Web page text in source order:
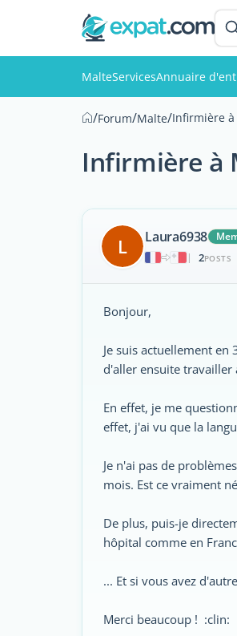
MalteServicesAnnuaire
/Forum/Malte/Infirmière
Infirmière à
L Laura6938
|
2POSTS
Bonjour,
Je suis actuellement
d'aller ensuite travailler
En effet, je me
effet, j'ai vu que la
Je n'ai pas de
mois. Est ce vraiment
De plus, puis-je
hôpital comme en
... Et si vous avez
Merci beaucoup ! :clin: